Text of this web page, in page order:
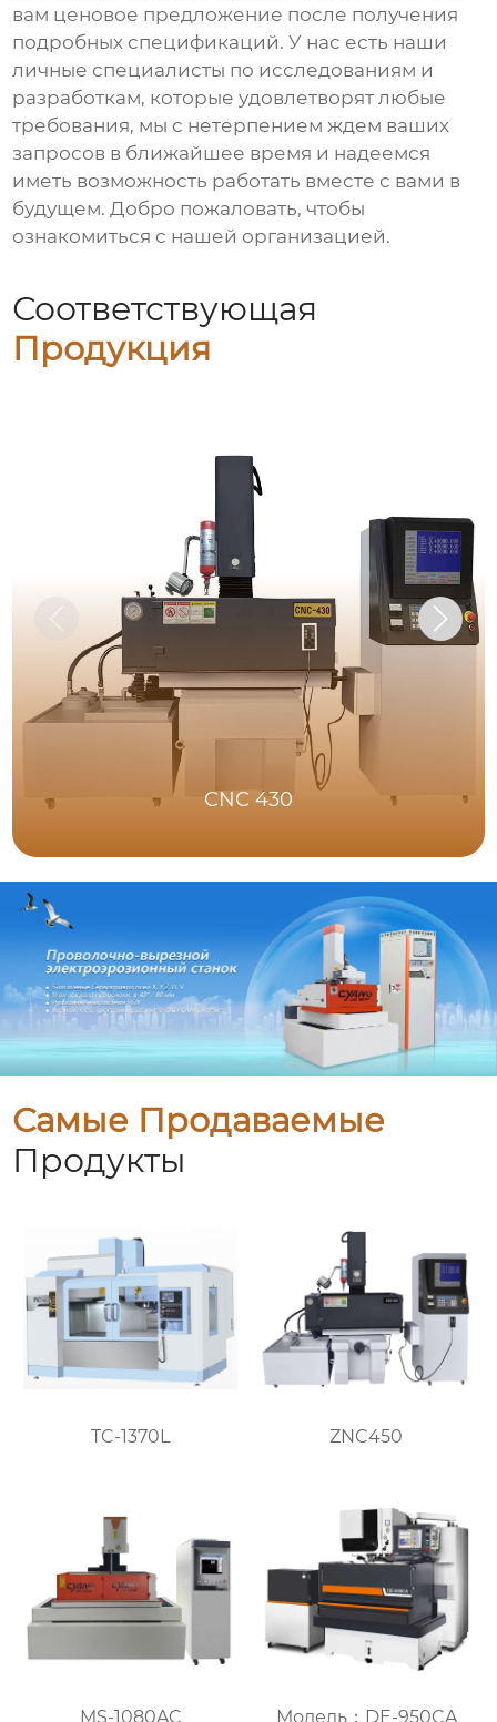
вам ценовое предложение после получения
подробных спецификаций. У нас есть наши
личные специалисты по исследованиям и
разработкам, которые удовлетворят любые
требования, мы с нетерпением ждем ваших
запросов в ближайшее время и надеемся
иметь возможность работать вместе с вами в
будущем. Добро пожаловать, чтобы
ознакомиться с нашей организацией.
Соответствующая
Продукция
CNC 430
Самые Продаваемые
Продукты
TC-1370L ZNC450
MS-1080AC Модель：DE-950CA